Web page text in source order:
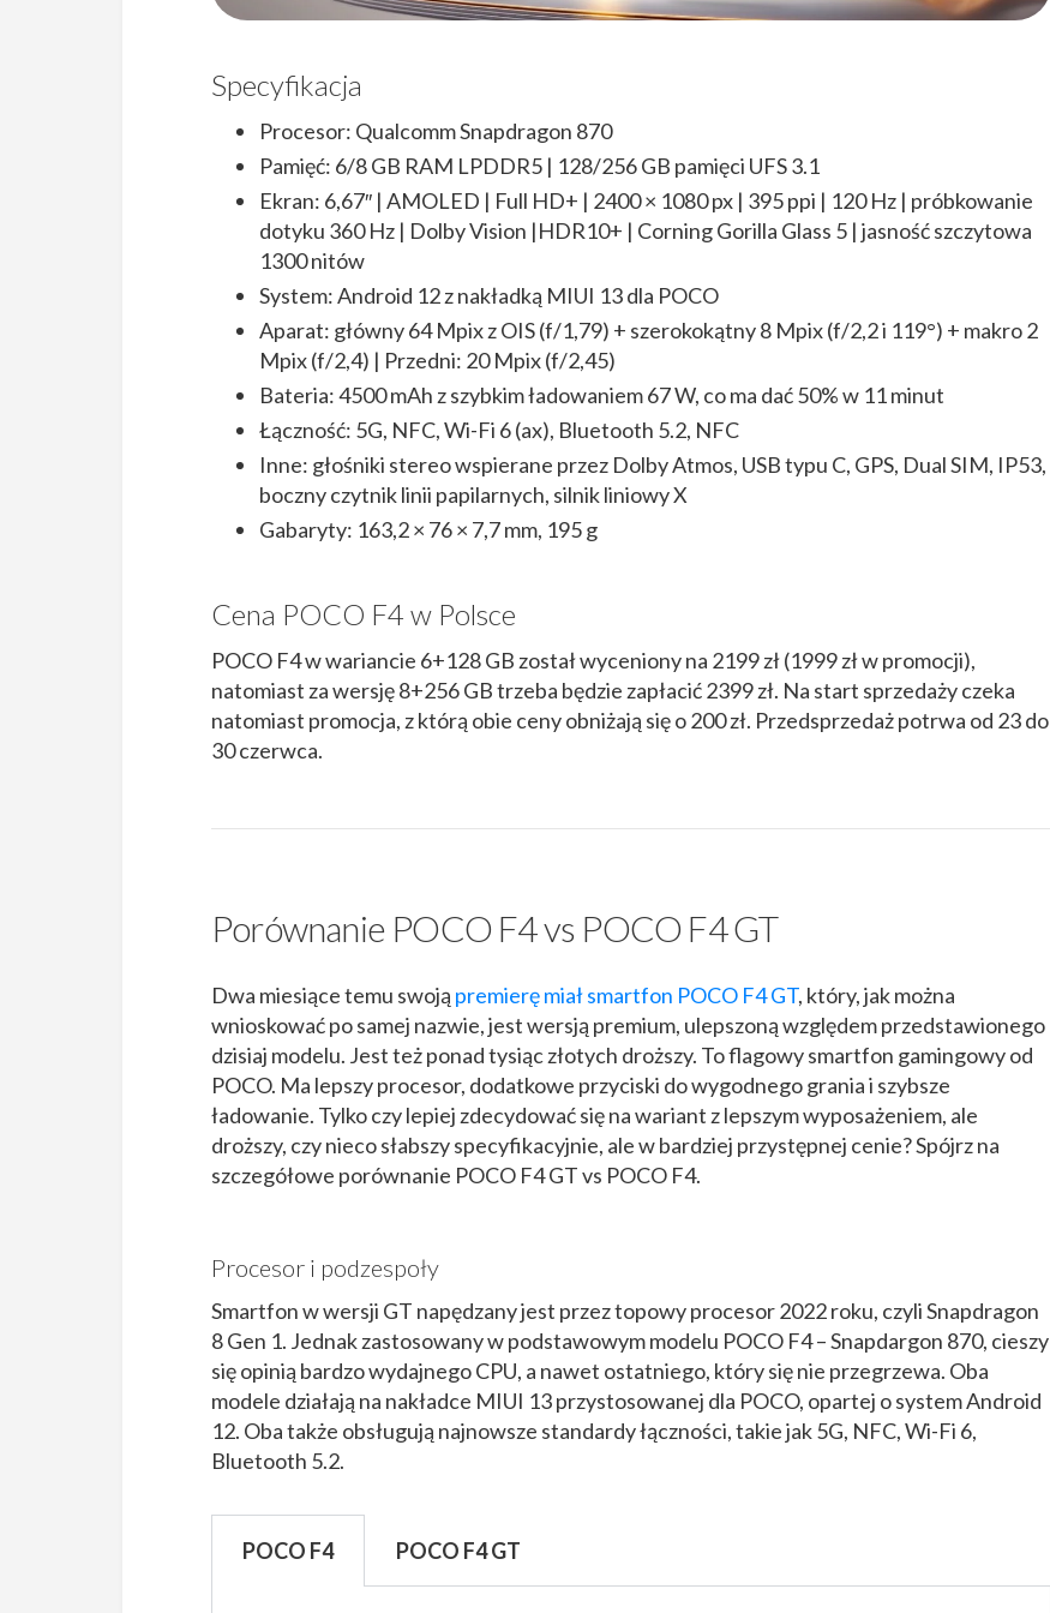
Specyfikacja
Procesor: Qualcomm Snapdragon 870
Pamięć: 6/8 GB RAM LPDDR5 | 128/256 GB pamięci UFS 3.1
Ekran: 6,67″ | AMOLED | Full HD+ | 2400 × 1080 px | 395 ppi | 120 Hz | próbkowanie
dotyku 360 Hz | Dolby Vision |HDR10+ | Corning Gorilla Glass 5 | jasność szczytowa
1300 nitów
System: Android 12 z nakładką MIUI 13 dla POCO
Aparat: główny 64 Mpix z OIS (f/1,79) + szerokokątny 8 Mpix (f/2,2 i 119°) + makro 2
Mpix (f/2,4) | Przedni: 20 Mpix (f/2,45)
Bateria: 4500 mAh z szybkim ładowaniem 67 W, co ma dać 50% w 11 minut
Łączność: 5G, NFC, Wi-Fi 6 (ax), Bluetooth 5.2, NFC
Inne: głośniki stereo wspierane przez Dolby Atmos, USB typu C, GPS, Dual SIM, IP53,
boczny czytnik linii papilarnych, silnik liniowy X
Gabaryty: 163,2 × 76 × 7,7 mm, 195 g
Cena POCO F4 w Polsce
POCO F4 w wariancie 6+128 GB został wyceniony na 2199 zł (1999 zł w promocji),
natomiast za wersję 8+256 GB trzeba będzie zapłacić 2399 zł. Na start sprzedaży czeka
natomiast promocja, z którą obie ceny obniżają się o 200 zł. Przedsprzedaż potrwa od 23 do
30 czerwca.
Porównanie POCO F4 vs POCO F4 GT
Dwa miesiące temu swoją premierę miał smartfon POCO F4 GT, który, jak można
wnioskować po samej nazwie, jest wersją premium, ulepszoną względem przedstawionego
dzisiaj modelu. Jest też ponad tysiąc złotych droższy. To flagowy smartfon gamingowy od
POCO. Ma lepszy procesor, dodatkowe przyciski do wygodnego grania i szybsze
ładowanie. Tylko czy lepiej zdecydować się na wariant z lepszym wyposażeniem, ale
droższy, czy nieco słabszy specyfikacyjnie, ale w bardziej przystępnej cenie? Spójrz na
szczegółowe porównanie POCO F4 GT vs POCO F4.
Procesor i podzespoły
Smartfon w wersji GT napędzany jest przez topowy procesor 2022 roku, czyli Snapdragon
8 Gen 1. Jednak zastosowany w podstawowym modelu POCO F4 – Snapdargon 870, cieszy
się opinią bardzo wydajnego CPU, a nawet ostatniego, który się nie przegrzewa. Oba
modele działają na nakładce MIUI 13 przystosowanej dla POCO, opartej o system Android
12. Oba także obsługują najnowsze standardy łączności, takie jak 5G, NFC, Wi-Fi 6,
Bluetooth 5.2.
POCO F4 POCO F4 GT